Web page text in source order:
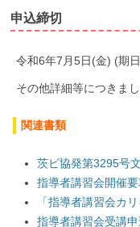
申込締切
令和6年7月5日(金) (期
その他詳細等につきま
関連書類
茨ビ協発第3295号
指導者講習会開催
「指導者講習会カ
指導者講習会受講